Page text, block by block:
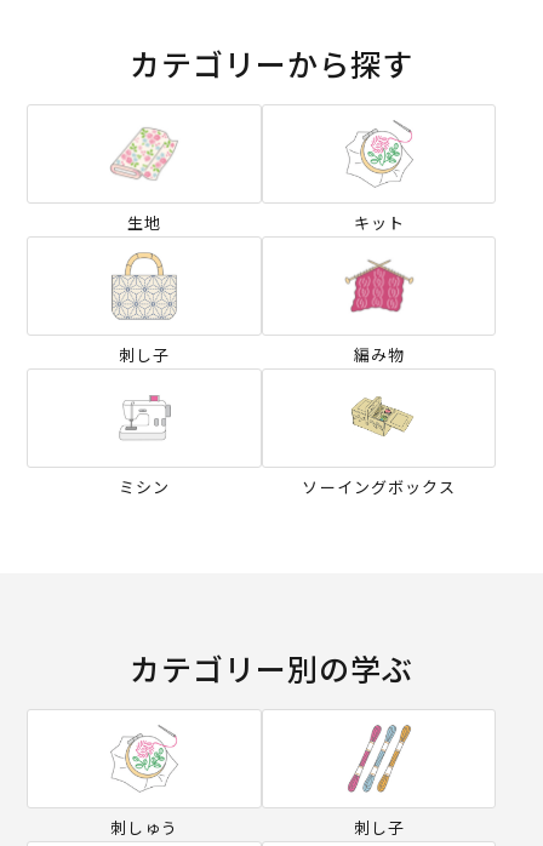
カテゴリーから探す
生地 キット
刺し子 編み物
ミシン ソーイングボックス
カテゴリー別の学ぶ
刺しゅう 刺し子